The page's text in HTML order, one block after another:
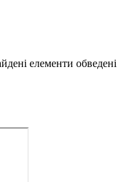
елементи обведені